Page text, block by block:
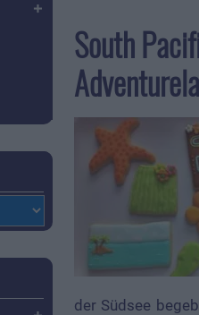
South
der Südsee